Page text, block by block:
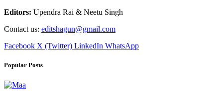
Editors: Upendra Rai & Neetu Singh
Contact us: editshagun@gmail.com
Facebook X (Twitter) LinkedIn WhatsApp
Popular Posts